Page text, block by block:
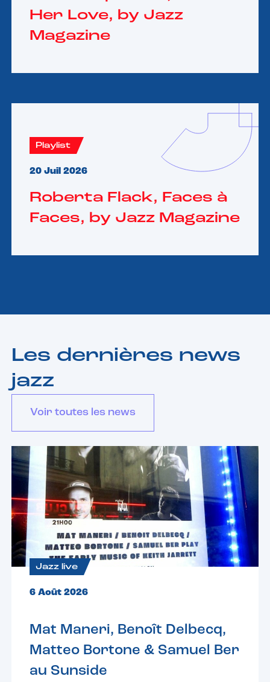
Her Love, by Jazz
Magazine
Playlist
20 Juil 2026
Roberta Flack, Faces à
Faces, by Jazz Magazine
Les dernières news
jazz
Voir toutes les news
Jazz live
6 Août 2026
Mat Maneri, Benoît Delbecq,
Matteo Bortone & Samuel Ber
au Sunside